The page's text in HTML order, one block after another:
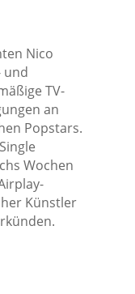
Nico
und
TV-
an
Popstars.
Wochen
Künstler